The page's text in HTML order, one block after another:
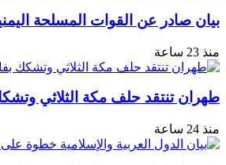
بيان صادر عن القوات المسلحة
منذ 23 ساعة
طهران تنتقد حلف مكة الثلاثي
منذ 24 ساعة